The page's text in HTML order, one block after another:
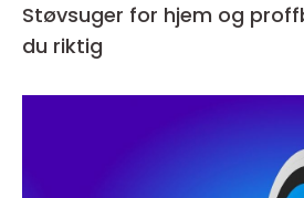
Støvsuger for hjem og
du riktig